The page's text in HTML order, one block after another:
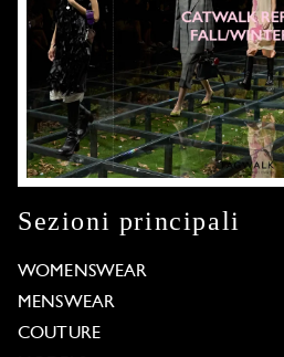
Sezioni principali
WOMENSWEAR
MENSWEAR
COUTURE